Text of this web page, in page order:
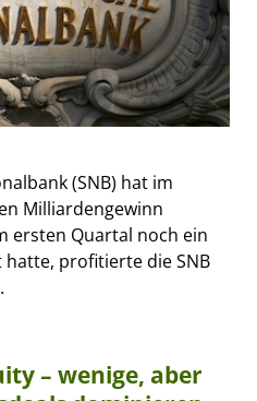
(SNB) hat im
Milliardengewinn
ersten Quartal noch ein
profitierte die SNB
– wenige, aber